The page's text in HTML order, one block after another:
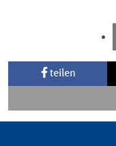
teilen